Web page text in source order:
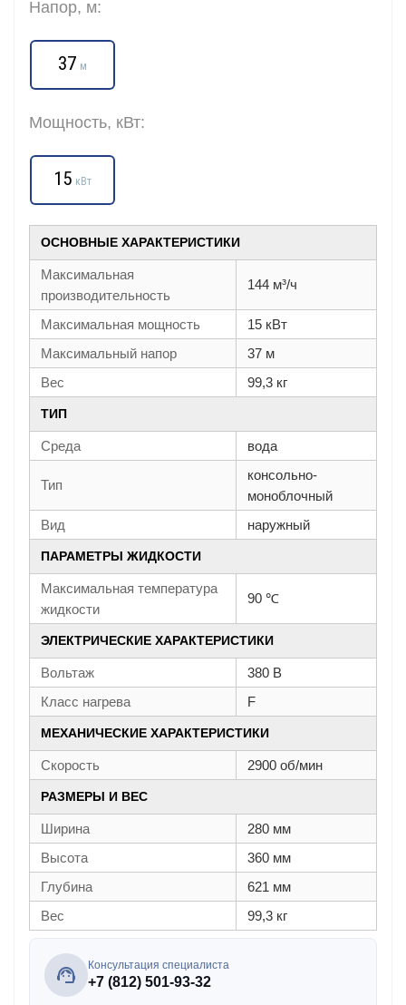
Напор, м:
37 м
Мощность, кВт:
15 кВт
ОСНОВНЫЕ ХАРАКТЕРИСТИКИ
Максимальная
производительность
144 м³/ч
Максимальная мощность
15 кВт
Максимальный напор
37 м
Вес
99,3 кг
ТИП
Среда вода
Тип
консольно-
моноблочный
Вид
наружный
ПАРАМЕТРЫ ЖИДКОСТИ
Максимальная температура
жидкости
90 ℃
ЭЛЕКТРИЧЕСКИЕ ХАРАКТЕРИСТИКИ
Вольтаж
380 В
Класс нагрева
F
МЕХАНИЧЕСКИЕ ХАРАКТЕРИСТИКИ
Скорость 2900 об/мин
РАЗМЕРЫ И ВЕС
Ширина
280 мм
Высота
360 мм
Глубина
621 мм
Вес
99,3 кг
Консультация специалиста
+7 (812) 501-93-32